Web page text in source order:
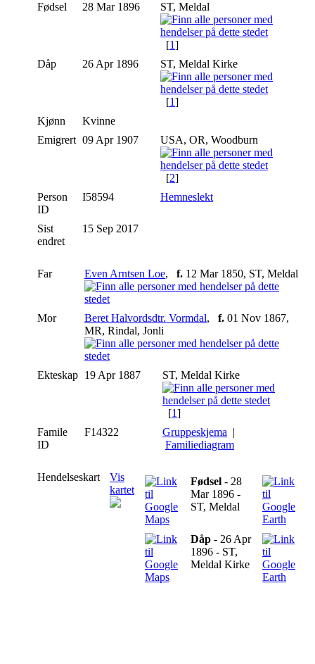
Fødsel
28 Mar 1896 ST, Meldal
[1]
Dåp
26 Apr 1896 ST, Meldal Kirke
[1]
Kjønn
Kvinne
Emigrert 09 Apr 1907 USA, OR, Woodburn
[2]
Person
ID
I58594 Hemneslekt
Sist
endret
15 Sep 2017
Far Even Arntsen Loe, f. 12 Mar 1850, ST, Meldal
Mor Beret Halvordsdtr. Vormdal, f. 01 Nov 1867,
MR, Rindal, Jonli
Ekteskap 19 Apr 1887 ST, Meldal Kirke
[1]
Famile
ID
F14322 Gruppeskjema |
Familiediagram
Hendelseskart
Vis
kartet
Fødsel - 28
Mar 1896 -
ST, Meldal
Dåp - 26 Apr
1896 - ST,
Meldal Kirke